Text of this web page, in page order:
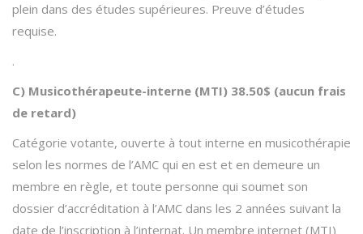
plein dans des études supérieures. Preuve d’études
requise.
.
C) Musicothérapeute-interne (MTI) 38.50$ (aucun frais
de retard)
Catégorie votante, ouverte à tout interne en musicothérapie
selon les normes de l’AMC qui en est et en demeure un
membre en règle, et toute personne qui soumet son
dossier d’accréditation à l’AMC dans les 2 années suivant la
date de l’inscription à l’internat. Un membre internet (MTI)